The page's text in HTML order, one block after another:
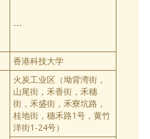
---
香港科技大学
火炭工业区（坳背湾街，
山尾街，禾香街，禾穗
街，禾盛街，禾寮坑路，
桂地街，穗禾路1号，黄竹
洋街1-24号）